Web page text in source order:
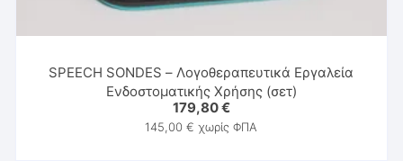
SPEECH SONDES – Λογοθεραπευτικά Εργαλεία
Ενδοστοματικής Χρήσης (σετ)
179,80€
145,00€ χωρίς ΦΠΑ